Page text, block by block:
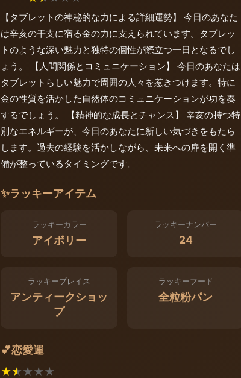
【タブレットの神秘的な力による詳細運勢】 今日のあなた
は辛亥の干支に宿る金の力に支えられています。タブレッ
トのような深い魅力と独特の個性が際立つ一日となるでし
ょう。 【人間関係とコミュニケーション】 今日のあなたは
タブレットらしい魅力で周囲の人々を惹きつけます。特に
金の性質を活かした自然体のコミュニケーションが功を奏
するでしょう。 【精神的な成長とチャンス】 辛亥の持つ特
別なエネルギーが、今日のあなたに新しい気づきをもたら
します。過去の経験を活かしながら、未来への扉を開く準
備が整っているタイミングです。
✨ラッキーアイテム
ラッキーカラー
アイボリー
ラッキーナンバー
24
ラッキープレイス
アンティークショッ
プ
ラッキーフード
全粒粉パン
💕恋愛運
★★★★★